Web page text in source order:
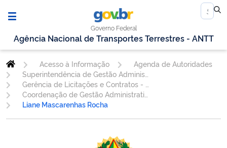
Governo Federal
Agência Nacional de Transportes Terrestres - ANTT
Acesso à Informação
Agenda de Autoridades
Superintendência de Gestão Administrativa
Liane Mascarenhas Rocha